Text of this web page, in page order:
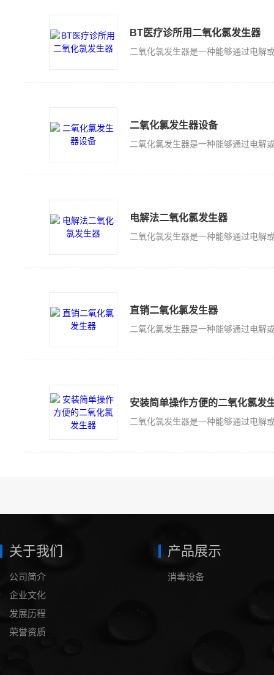
BT医疗诊所用二氧化氯发生器
二氧化氯发生器设备
电解法二氧化氯发生器
直销二氧化氯发生器
安装简单操作方便的二氧化氯发
关于我们
公司简介
企业文化
发展历程
荣誉资质
产品展示
消毒设备